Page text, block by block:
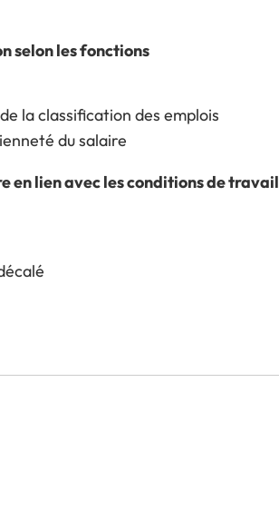
selon les fonctions
la classification des emplois
du salaire
en lien avec les conditions de travail